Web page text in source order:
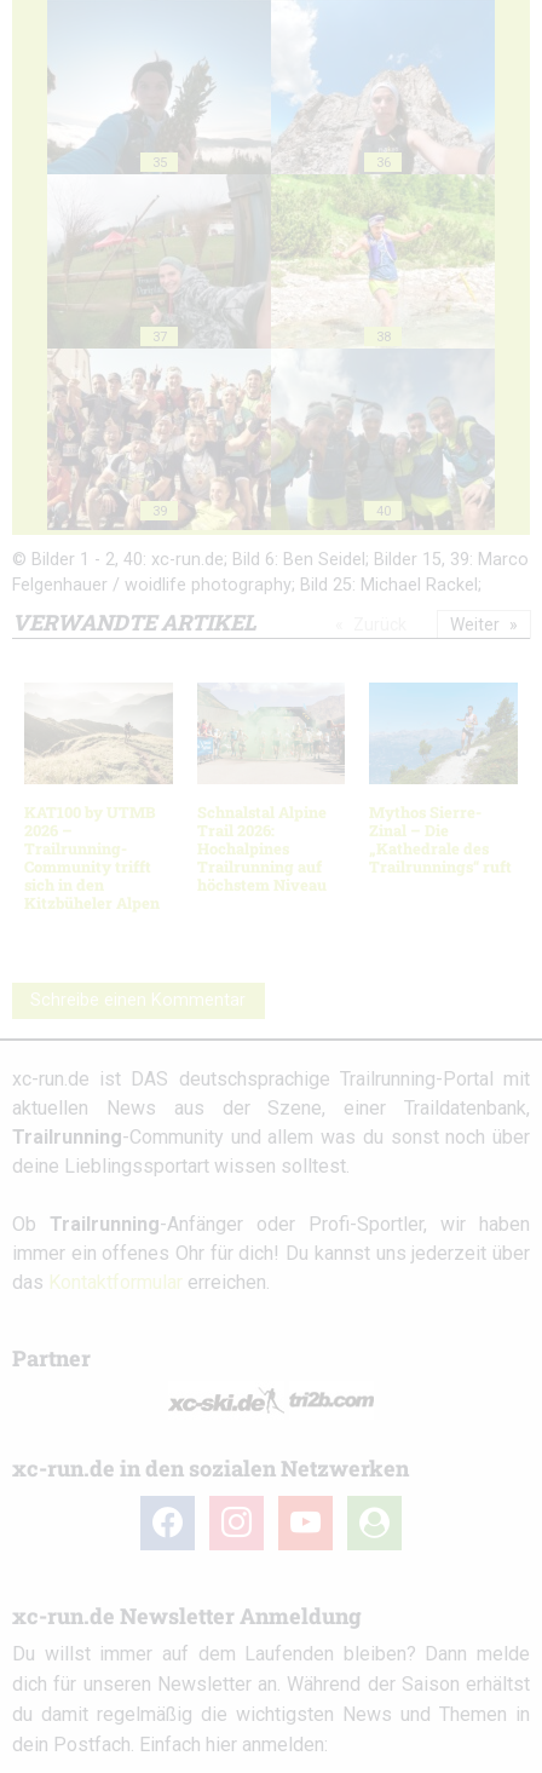
35 36
37 38
39 40
© Bilder 1 - 2, 40: xc-run.de; Bild 6: Ben Seidel; Bilder 15, 39: Marco
Felgenhauer / woidlife photography; Bild 25: Michael Rackel;
VERWANDTE ARTIKEL
KAT100 by UTMB
2026 –
Trailrunning-
Community trifft
sich in den
Kitzbüheler Alpen
Schnalstal Alpine
Trail 2026:
Hochalpines
Trailrunning auf
höchstem Niveau
Mythos Sierre-
Zinal – Die
„Kathedrale des
Trailrunnings“ ruft
Weiter
Schreibe einen Kommentar
xc-run.de ist DAS deutschsprachige Trailrunning-Portal mit
aktuellen News aus der Szene, einer Traildatenbank,
Trailrunning-Community und allem was du sonst noch über
deine Lieblingssportart wissen solltest.
Ob Trailrunning-Anfänger oder Profi-Sportler, wir haben
immer ein offenes Ohr für dich! Du kannst uns jederzeit über
das Kontaktformular erreichen.
Partner
xc-run.de in den sozialen Netzwerken
facebook instagramyoutube
user-
circle
xc-run.de Newsletter Anmeldung
Du willst immer auf dem Laufenden bleiben? Dann melde
dich für unseren Newsletter an. Während der Saison erhältst
du damit regelmäßig die wichtigsten News und Themen in
dein Postfach. Einfach hier anmelden: